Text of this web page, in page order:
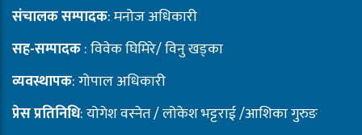
संचालक सम्पादक: मनोज अधिकारी
सह-सम्पादक: विवेक घिमिरे/ विनु खड्का
व्यवस्थापक: गोपाल अधिकारी
प्रेस प्रतिनिधि: योगेश वस्नेत / लोकेश भट्टराई /आशिका गुरुङ